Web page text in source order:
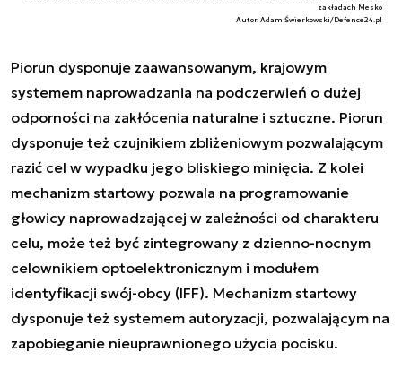
zakładach Mesko
Autor. Adam Świerkowski/Defence24.pl
Piorun dysponuje zaawansowanym, krajowym
systemem naprowadzania na podczerwień o dużej
odporności na zakłócenia naturalne i sztuczne. Piorun
dysponuje też czujnikiem zbliżeniowym pozwalającym
razić cel w wypadku jego bliskiego minięcia. Z kolei
mechanizm startowy pozwala na programowanie
głowicy naprowadzającej w zależności od charakteru
celu, może też być zintegrowany z dzienno-nocnym
celownikiem optoelektronicznym i modułem
identyfikacji swój-obcy (IFF). Mechanizm startowy
dysponuje też systemem autoryzacji, pozwalającym na
zapobieganie nieuprawnionego użycia pocisku.